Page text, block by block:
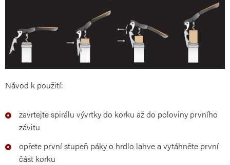
Návod k použití:
zavrtejte spirálu vývrtky do korku až do poloviny prvního
závitu
opřete první stupeň páky o hrdlo lahve a vytáhněte první
část korku